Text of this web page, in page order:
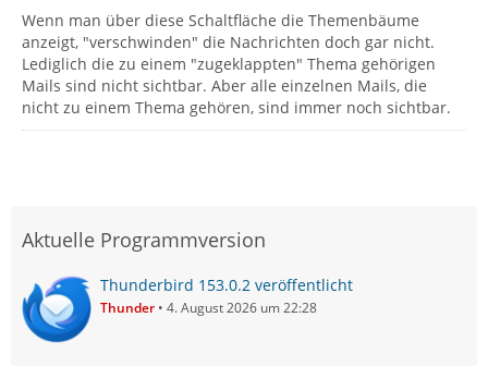
Wenn man über diese Schaltfläche die Themenbäume
anzeigt, "verschwinden" die Nachrichten doch gar nicht.
Lediglich die zu einem "zugeklappten" Thema gehörigen
Mails sind nicht sichtbar. Aber alle einzelnen Mails, die
nicht zu einem Thema gehören, sind immer noch sichtbar.
Aktuelle Programmversion
Thunderbird 153.0.2 veröffentlicht
Thunder 4. August 2026 um 22:28